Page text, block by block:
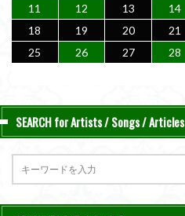
11
12 13 14
18
19 20 21
25
26 27 28
SEARCH for Artists / Songs / Articles